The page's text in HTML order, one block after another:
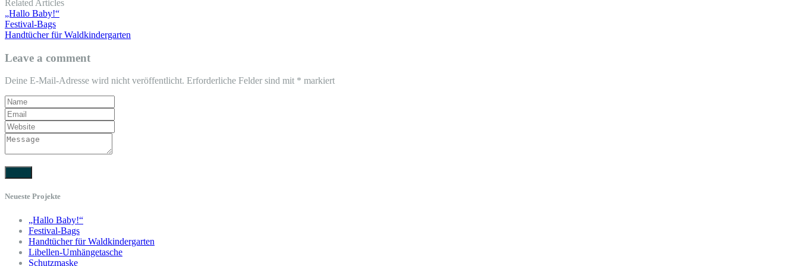
Related Articles
„Hallo Baby!“
Festival-Bags
Handtücher für Waldkindergarten
Leave a comment
Deine E-Mail-Adresse wird nicht veröffentlicht. Erforderliche Felder sind mit * markiert
Neueste Projekte
„Hallo Baby!“
Festival-Bags
Handtücher für Waldkindergarten
Libellen-Umhängetasche
Schutzmaske